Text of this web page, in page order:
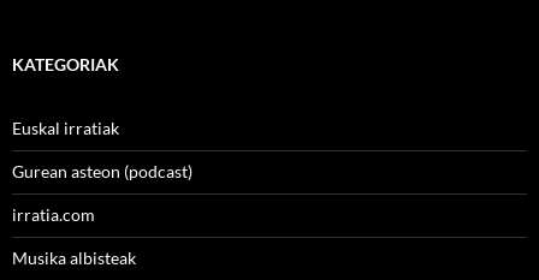
KATEGORIAK
Euskal irratiak
Gurean asteon (podcast)
irratia.com
Musika albisteak